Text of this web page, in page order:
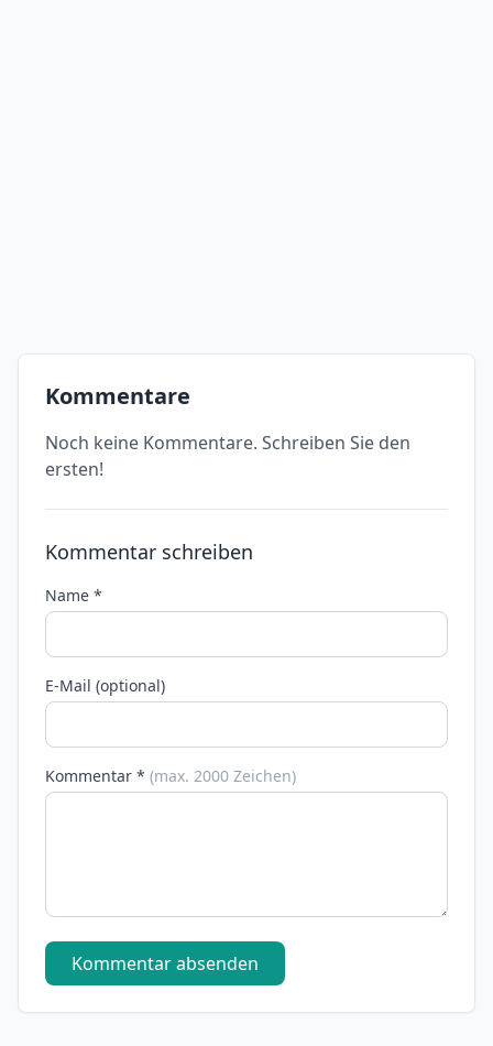
Kommentare
Noch keine Kommentare. Schreiben Sie den
ersten!
Kommentar schreiben
Name *
E-Mail (optional)
Kommentar * (max. 2000 Zeichen)
Kommentar absenden